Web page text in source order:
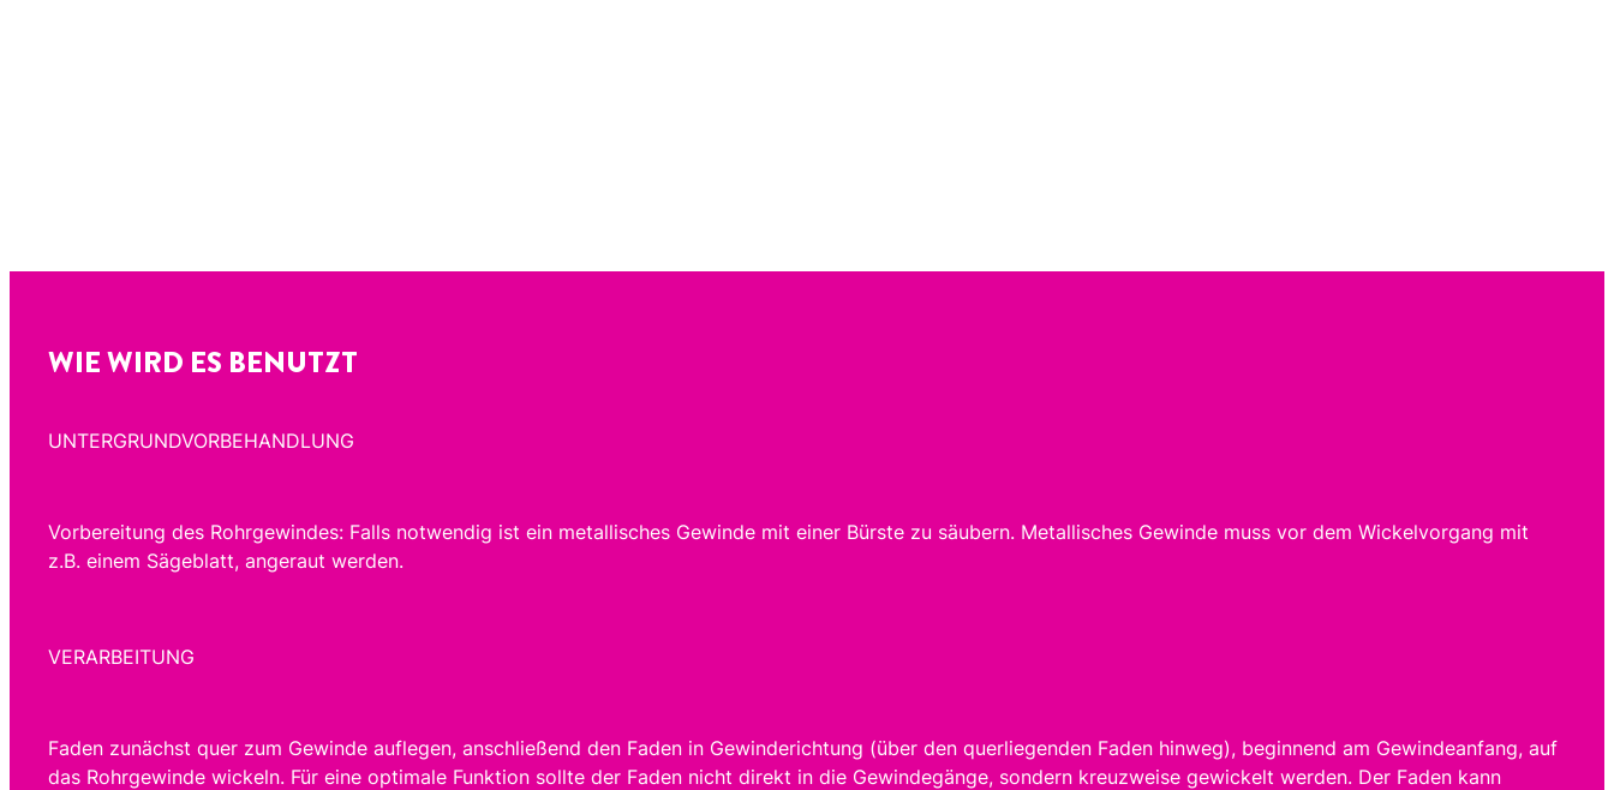
WIE WIRD ES BENUTZT
UNTERGRUNDVORBEHANDLUNG
Vorbereitung des Rohrgewindes: Falls notwendig ist ein metallisches Gewinde mit einer Bürste zu säubern. Metallisches Gewinde muss vor dem Wickelvorgang mit
z.B. einem Sägeblatt, angeraut werden.
VERARBEITUNG
Faden zunächst quer zum Gewinde auflegen, anschließend den Faden in Gewinderichtung (über den querliegenden Faden hinweg), beginnend am Gewindeanfang, auf
das Rohrgewinde wickeln. Für eine optimale Funktion sollte der Faden nicht direkt in die Gewindegänge, sondern kreuzweise gewickelt werden. Der Faden kann